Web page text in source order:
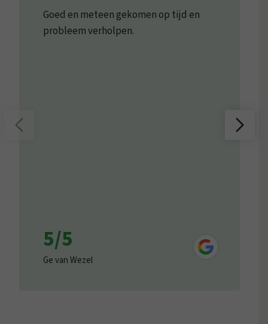
Goed en meteen gekomen op tijd en
probleem verholpen.
5/5
Ge van Wezel